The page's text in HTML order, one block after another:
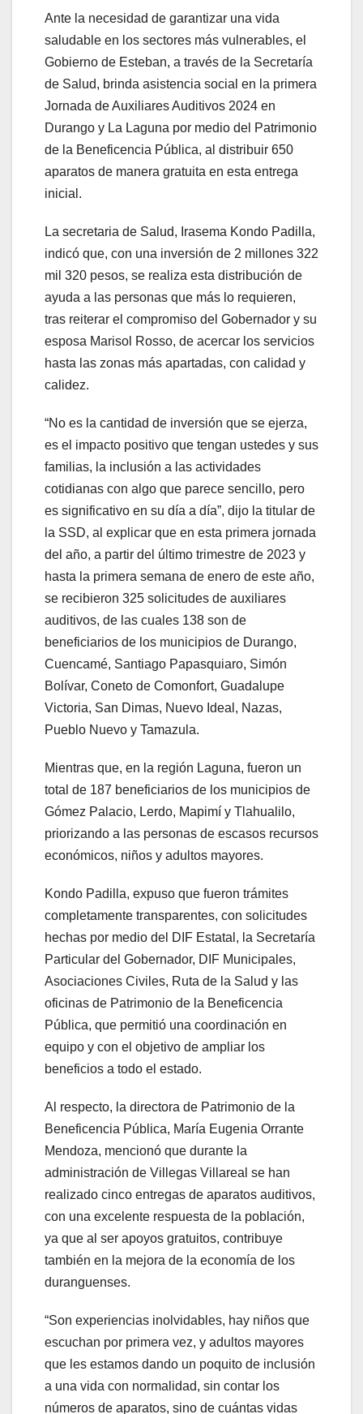
Ante la necesidad de garantizar una vida
saludable en los sectores más vulnerables, el
Gobierno de Esteban, a través de la Secretaría
de Salud, brinda asistencia social en la primera
Jornada de Auxiliares Auditivos 2024 en
Durango y La Laguna por medio del Patrimonio
de la Beneficencia Pública, al distribuir 650
aparatos de manera gratuita en esta entrega
inicial.
La secretaria de Salud, Irasema Kondo Padilla,
indicó que, con una inversión de 2 millones 322
mil 320 pesos, se realiza esta distribución de
ayuda a las personas que más lo requieren,
tras reiterar el compromiso del Gobernador y su
esposa Marisol Rosso, de acercar los servicios
hasta las zonas más apartadas, con calidad y
calidez.
“No es la cantidad de inversión que se ejerza,
es el impacto positivo que tengan ustedes y sus
familias, la inclusión a las actividades
cotidianas con algo que parece sencillo, pero
es significativo en su día a día”, dijo la titular de
la SSD, al explicar que en esta primera jornada
del año, a partir del último trimestre de 2023 y
hasta la primera semana de enero de este año,
se recibieron 325 solicitudes de auxiliares
auditivos, de las cuales 138 son de
beneficiarios de los municipios de Durango,
Cuencamé, Santiago Papasquiaro, Simón
Bolívar, Coneto de Comonfort, Guadalupe
Victoria, San Dimas, Nuevo Ideal, Nazas,
Pueblo Nuevo y Tamazula.
Mientras que, en la región Laguna, fueron un
total de 187 beneficiarios de los municipios de
Gómez Palacio, Lerdo, Mapimí y Tlahualilo,
priorizando a las personas de escasos recursos
económicos, niños y adultos mayores.
Kondo Padilla, expuso que fueron trámites
completamente transparentes, con solicitudes
hechas por medio del DIF Estatal, la Secretaría
Particular del Gobernador, DIF Municipales,
Asociaciones Civiles, Ruta de la Salud y las
oficinas de Patrimonio de la Beneficencia
Pública, que permitió una coordinación en
equipo y con el objetivo de ampliar los
beneficios a todo el estado.
Al respecto, la directora de Patrimonio de la
Beneficencia Pública, María Eugenia Orrante
Mendoza, mencionó que durante la
administración de Villegas Villareal se han
realizado cinco entregas de aparatos auditivos,
con una excelente respuesta de la población,
ya que al ser apoyos gratuitos, contribuye
también en la mejora de la economía de los
duranguenses.
“Son experiencias inolvidables, hay niños que
escuchan por primera vez, y adultos mayores
que les estamos dando un poquito de inclusión
a una vida con normalidad, sin contar los
números de aparatos, sino de cuántas vidas